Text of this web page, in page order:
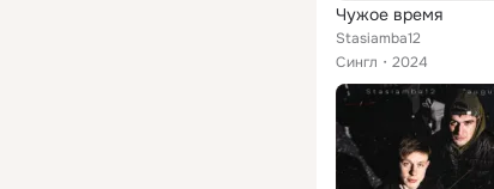
Чужое время
Stasiamba12
Сингл
2024